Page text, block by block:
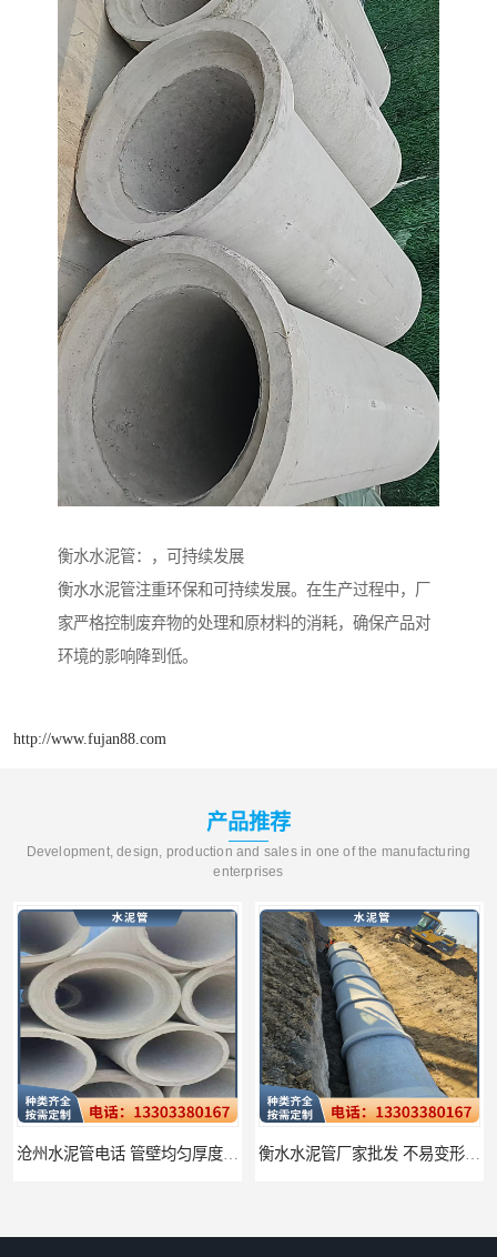
衡水水泥管：，可持续发展
衡水水泥管注重环保和可持续发展。在生产过程中，厂
家严格控制废弃物的处理和原材料的消耗，确保产品对
环境的影响降到低。
http://www.fujan88.com
产品推荐
Development, design, production and sales in one of the manufacturing
enterprises